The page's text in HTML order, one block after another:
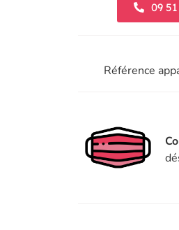
09
Référence